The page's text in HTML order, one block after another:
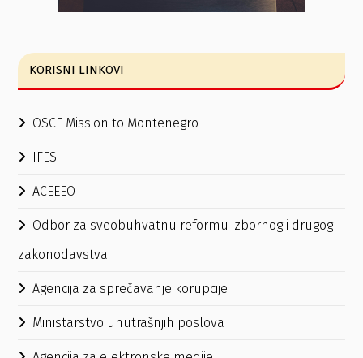
KORISNI LINKOVI
OSCE Mission to Montenegro
IFES
ACEEEO
Odbor za sveobuhvatnu reformu izbornog i drugog
zakonodavstva
Agencija za sprečavanje korupcije
Ministarstvo unutrašnjih poslova